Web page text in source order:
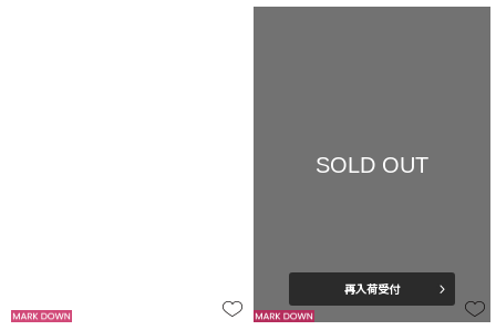
SOLD OUT
再入荷受付